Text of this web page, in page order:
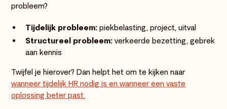
probleem?
Tijdelijk probleem:piekbelasting, project, uitval
Structureel probleem:verkeerde bezetting, gebrek
aan kennis
Twijfel je hierover? Dan helpt het om te kijken naar
wanneer tijdelijk HR nodig is en wanneer een vaste
oplossing beter past.